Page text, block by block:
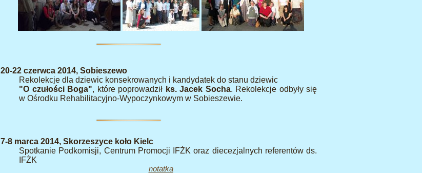
20-22 czerwca 2014, Sobieszewo
Rekolekcje dla dziewic konsekrowanych i kandydatek do stanu dziewic
"O czułości Boga", które poprowadził ks. Jacek Socha. Rekolekcje odbyły się
w Ośrodku Rehabilitacyjno-Wypoczynkowym w Sobieszewie.
7-8 marca 2014, Skorzeszyce koło Kielc
Spotkanie Podkomisji, Centrum Promocji IFŻK oraz diecezjalnych referentów ds.
IFŻK
notatka